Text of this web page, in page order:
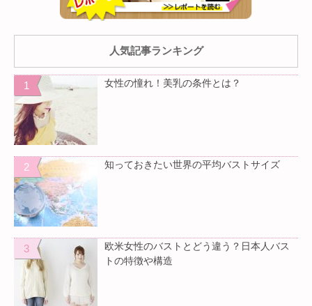
人気記事ランキング
女性の憧れ！美乳の条件とは？
知っておきたい世界の平均バストサイズ
欧米女性のバストとどう違う？日本人バス
トの特徴や構造